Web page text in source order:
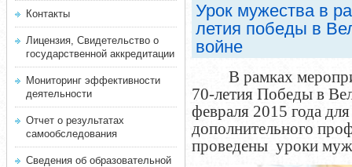
Контакты
Лицензия, Свидетельство о
государственной аккредитации
Мониторинг эффективности
деятельности
Отчет о результатах
самообследования
Сведения об образовательной
Урок мужества в
летия победы в
войне
В рамках
70-летия Победы в
февраля 2015 года
дополнительного
проведены уроки